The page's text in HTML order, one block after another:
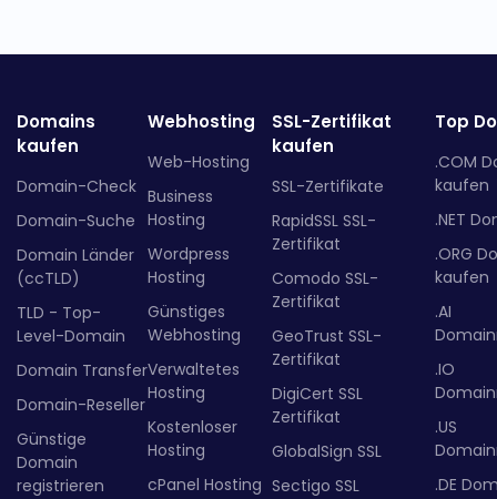
Domains
kaufen
Domain-Check
Domain-Suche
Domain Länder
(ccTLD)
TLD - Top-
Level-Domain
Domain Transfer
Domain-Reseller
Günstige
Domain
registrieren
Webhosting
Web-Hosting
Business
Hosting
Wordpress
Hosting
Günstiges
Webhosting
Verwaltetes
Hosting
Kostenloser
Hosting
cPanel Hosting
SSL-Zertifikat
kaufen
SSL-Zertifikate
RapidSSL SSL-
Zertifikat
Comodo SSL-
Zertifikat
GeoTrust SSL-
Zertifikat
DigiCert SSL
Zertifikat
GlobalSign SSL
Sectigo SSL
Top
.COM
kaufen
.NET
.ORG
kaufen
.AI
.IO
.US
.DE